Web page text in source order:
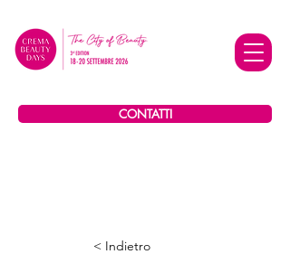
CONTATTI
< Indietro